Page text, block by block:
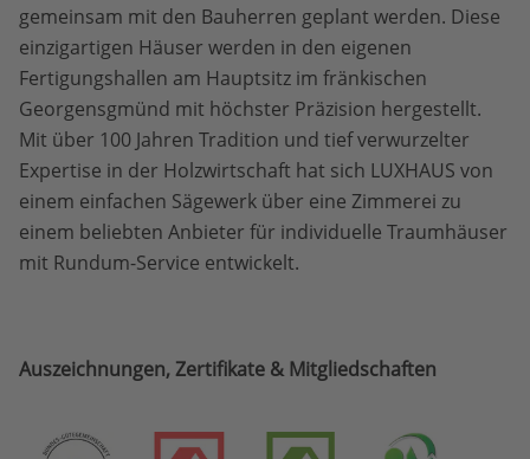
gemeinsam mit den Bauherren geplant werden. Diese
einzigartigen Häuser werden in den eigenen
Fertigungshallen am Hauptsitz im fränkischen
Georgensgmünd mit höchster Präzision hergestellt.
Mit über 100 Jahren Tradition und tief verwurzelter
Expertise in der Holzwirtschaft hat sich LUXHAUS von
einem einfachen Sägewerk über eine Zimmerei zu
einem beliebten Anbieter für individuelle Traumhäuser
mit Rundum-Service entwickelt.
Auszeichnungen, Zertifikate & Mitgliedschaften